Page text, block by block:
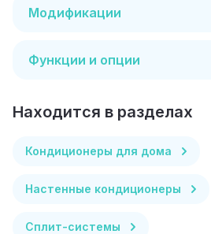
Модификации
Функции и опции
Находится в разделах
Кондиционеры для дома
Настенные кондиционеры
Сплит-системы